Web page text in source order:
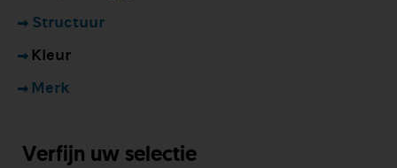
Structuur
Kleur
Merk
Verfijn uw selectie